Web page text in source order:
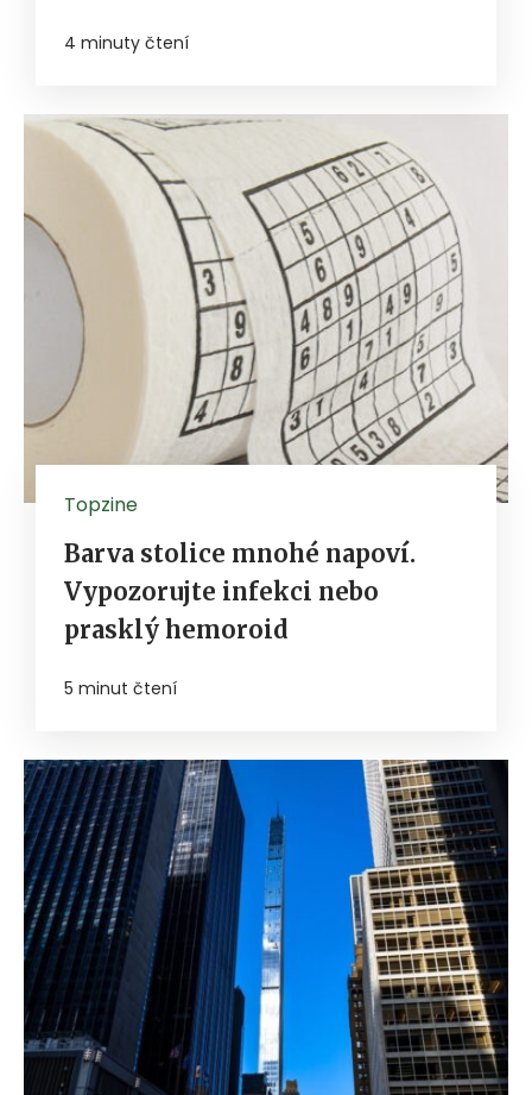
4 minuty čtení
Topzine
Barva stolice mnohé napoví.
Vypozorujte infekci nebo
prasklý hemoroid
5 minut čtení